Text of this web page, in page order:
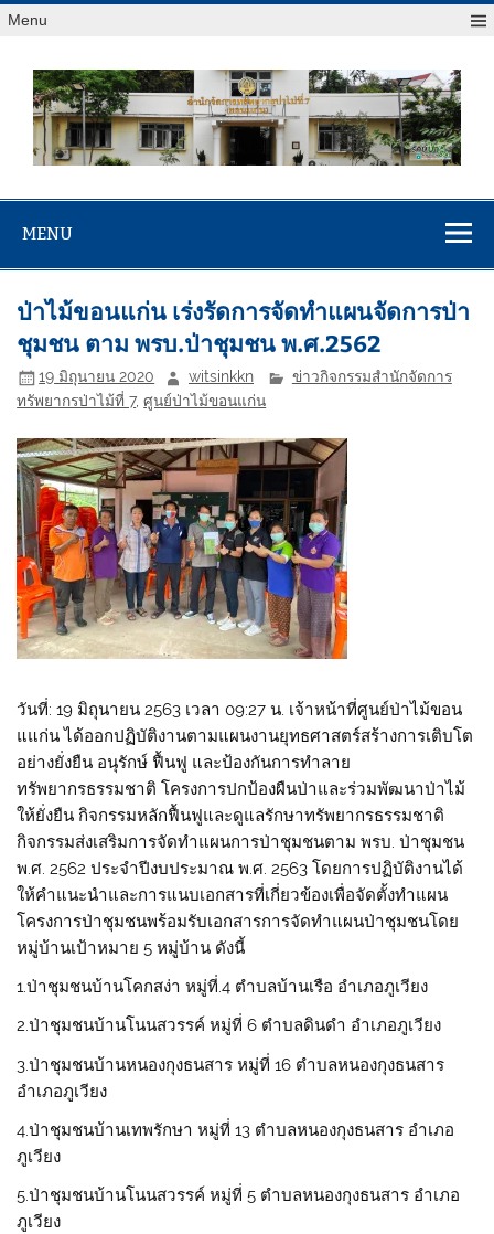
Menu
สจป.ที่ 7
(ขอนแก่น)
MENU
ป่าไม้ขอนแก่น เร่งรัดการจัดทำแผนจัดการป่า
ชุมชน ตาม พรบ.ป่าชุมชน พ.ศ.2562
19 มิถุนายน 2020 witsinkkn
ข่าวกิจกรรมสำนักจัดการ
ทรัพยากรป่าไม้ที่ 7,ศูนย์ป่าไม้ขอนแก่น
วันที่: 19 มิถุนายน 2563 เวลา 09:27 น. เจ้าหน้าที่ศูนย์ป่าไม้ขอน
แแก่น ได้ออกปฏิบัติงานตามแผนงานยุทธศาสตร์สร้างการเติบโต
อย่างยั่งยืน อนุรักษ์ ฟื้นฟู และป้องกันการทำลาย
ทรัพยากรธรรมชาติ โครงการปกป้องผืนป่าและร่วมพัฒนาป่าไม้
ให้ยั่งยืน กิจกรรมหลักฟื้นฟูและดูแลรักษาทรัพยากรธรรมชาติ
กิจกรรมส่งเสริมการจัดทำแผนการป่าชุมชนตาม พรบ. ป่าชุมชน
พ.ศ. 2562 ประจำปีงบประมาณ พ.ศ. 2563 โดยการปฏิบัติงานได้
ให้คำแนะนำและการแนบเอกสารที่เกี่ยวข้องเพื่อจัดตั้งทำแผน
โครงการป่าชุมชนพร้อมรับเอกสารการจัดทำแผนป่าชุมชนโดย
หมู่บ้านเป้าหมาย 5 หมู่บ้าน ดังนี้
1.ป่าชุมชนบ้านโคกสง่า หมู่ที่.4 ตำบลบ้านเรือ อำเภอภูเวียง
2.ป่าชุมชนบ้านโนนสวรรค์ หมู่ที่ 6 ตำบลดินดำ อำเภอภูเวียง
3.ป่าชุมชนบ้านหนองกุงธนสาร หมู่ที่ 16 ตำบลหนองกุงธนสาร
อำเภอภูเวียง
4.ป่าชุมชนบ้านเทพรักษา หมู่ที่ 13 ตำบลหนองกุงธนสาร อำเภอ
ภูเวียง
5.ป่าชุมชนบ้านโนนสวรรค์ หมู่ที่ 5 ตำบลหนองกุงธนสาร อำเภอ
ภูเวียง